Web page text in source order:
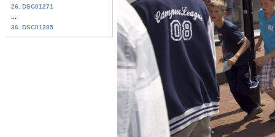
26. DSC01271
36. DSC01285